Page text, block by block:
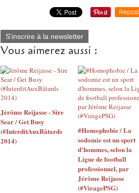
Repost
S'inscrire à la newsletter
Vous aimerez aussi :
Jérôme Reijasse - Sire
Sear / Get Busy
(#InterditAuxBâtards
2014)
#Homophobie / La
sodomie est un sport
d'hommes, selon la
Ligue de football
professionnel, par
Jérôme Reijasse
(#ViragePSG)